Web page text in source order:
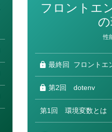
フロントエ
リ
性
最終回 フロントエ
第2回 dotenv
第1回 環境変数とは